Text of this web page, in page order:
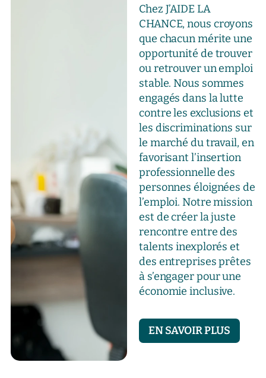
Chez J’AIDE LA
CHANCE, nous croyons
que chacun mérite une
opportunité de trouver
ou retrouver un emploi
stable. Nous sommes
engagés dans la lutte
contre les exclusions et
les discriminations sur
le marché du travail, en
favorisant l’insertion
professionnelle des
personnes éloignées de
l’emploi. Notre mission
est de créer la juste
rencontre entre des
talents inexplorés et
des entreprises prêtes
à s’engager pour une
économie inclusive.
EN SAVOIR PLUS